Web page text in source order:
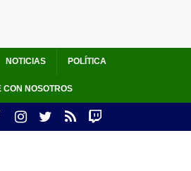
NOTICIAS POLÍTICA
CON NOSOTROS